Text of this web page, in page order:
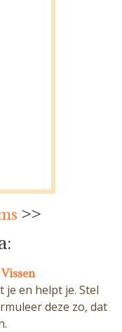
>>
je en helpt je. Stel
deze zo, dat